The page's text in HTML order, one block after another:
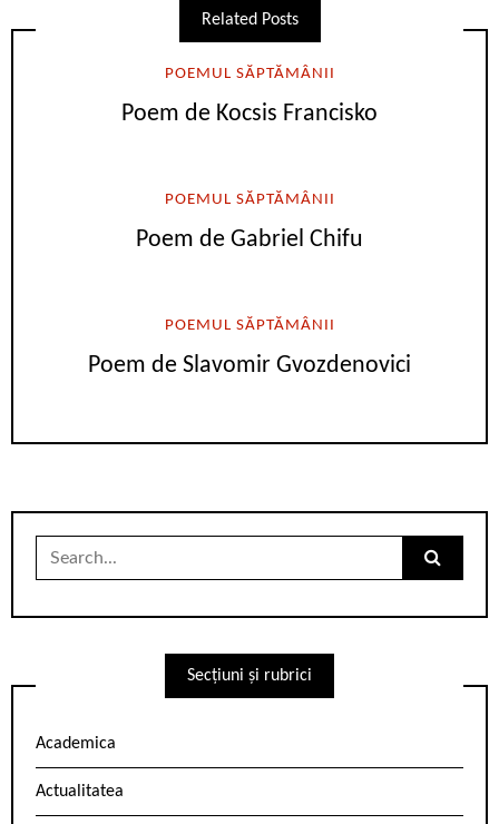
Related Posts
POEMUL SĂPTĂMÂNII
Poem de Kocsis Francisko
POEMUL SĂPTĂMÂNII
Poem de Gabriel Chifu
POEMUL SĂPTĂMÂNII
Poem de Slavomir Gvozdenovici
Search
Secțiuni și rubrici
Academica
Actualitatea